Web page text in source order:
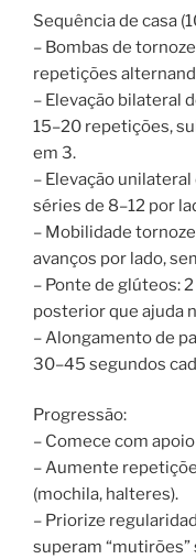
Sequência de casa
– Bombas de
repetições
– Elevação bilateral
15–20 repetições,
em 3.
– Elevação
séries de 8–12 por
– Mobilidade
avanços por lado,
– Ponte de glúteos:
posterior que ajuda
– Alongamento de
30–45 segundos
Progressão:
– Comece com
– Aumente
(mochila, halteres).
– Priorize
superam “mutirões”